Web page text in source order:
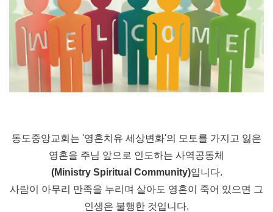
v
i
i
n
동도중앙교회는 '영혼치유 세상변화'의 모토를 가지고 잃은
영혼을 주님 앞으로 인도하는 사역공동체
(Ministry Spiritual Community)입니다.
사람이 아무리 만족을 누리며 살아도 영혼이 죽어 있으면 그
인생은 불행한 것입니다.